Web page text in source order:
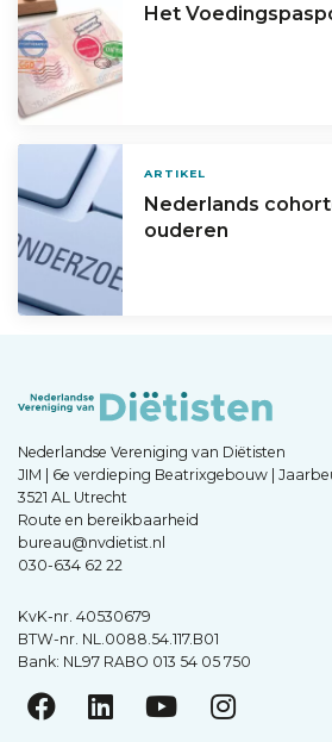
Het
ARTIKEL
Nederlands
ouderen
Nederlandse Vereniging van Diëtisten
JIM | 6e verdieping Beatrixgebouw |
3521 AL Utrecht
Route en bereikbaarheid
bureau@nvdietist.nl
030-634 62 22
KvK-nr. 40530679
BTW-nr. NL.0088.54.117.B01
Bank: NL97 RABO 013 54 05 750